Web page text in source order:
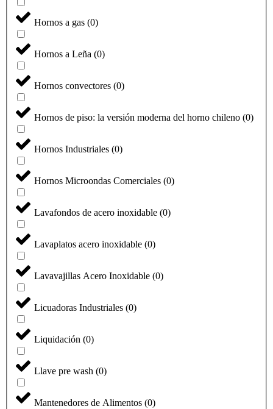
Hornos a gas (0)
Hornos a Leña (0)
Hornos convectores (0)
Hornos de piso: la versión moderna del horno chileno (0)
Hornos Industriales (0)
Hornos Microondas Comerciales (0)
Lavafondos de acero inoxidable (0)
Lavaplatos acero inoxidable (0)
Lavavajillas Acero Inoxidable (0)
Licuadoras Industriales (0)
Liquidación (0)
Llave pre wash (0)
Mantenedores de Alimentos (0)